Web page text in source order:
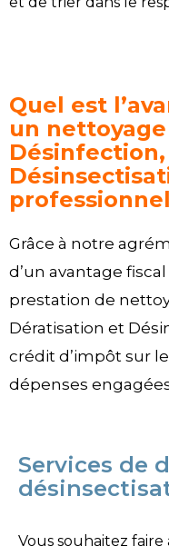
Quel est
un
Grâce à notre
d’un avantage
prestation de
Dératisation et
crédit d’impôt sur
dépenses
Services de
Vous souhaitez